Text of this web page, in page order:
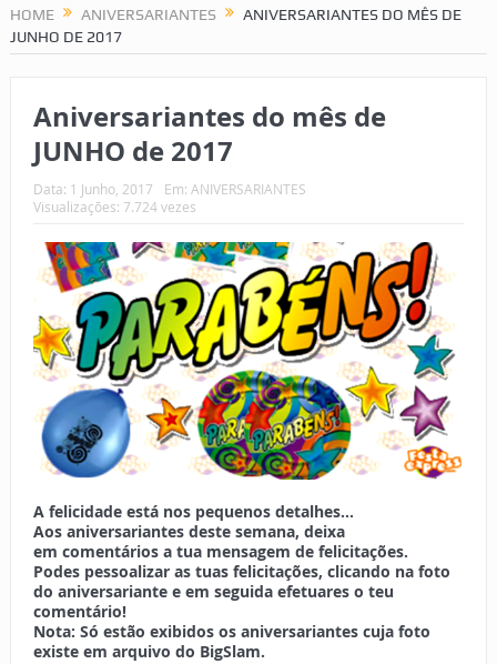
HOME ANIVERSARIANTES
ANIVERSARIANTES DO MÊS DE
JUNHO DE 2017
Aniversariantes do mês de
JUNHO de 2017
Data: 1 Junho, 2017 Em: ANIVERSARIANTES
Visualizações: 7.724 vezes
A felicidade está nos pequenos detalhes…
Aos aniversariantes deste semana, deixa
em comentáriosa tua mensagem de felicitações.
Podes pessoalizar as tuas felicitações, clicando na foto
do aniversariante e em seguida efetuares o teu
comentário!
Nota: Só estão exibidos os aniversariantes cuja foto
existe em arquivo do BigSlam.